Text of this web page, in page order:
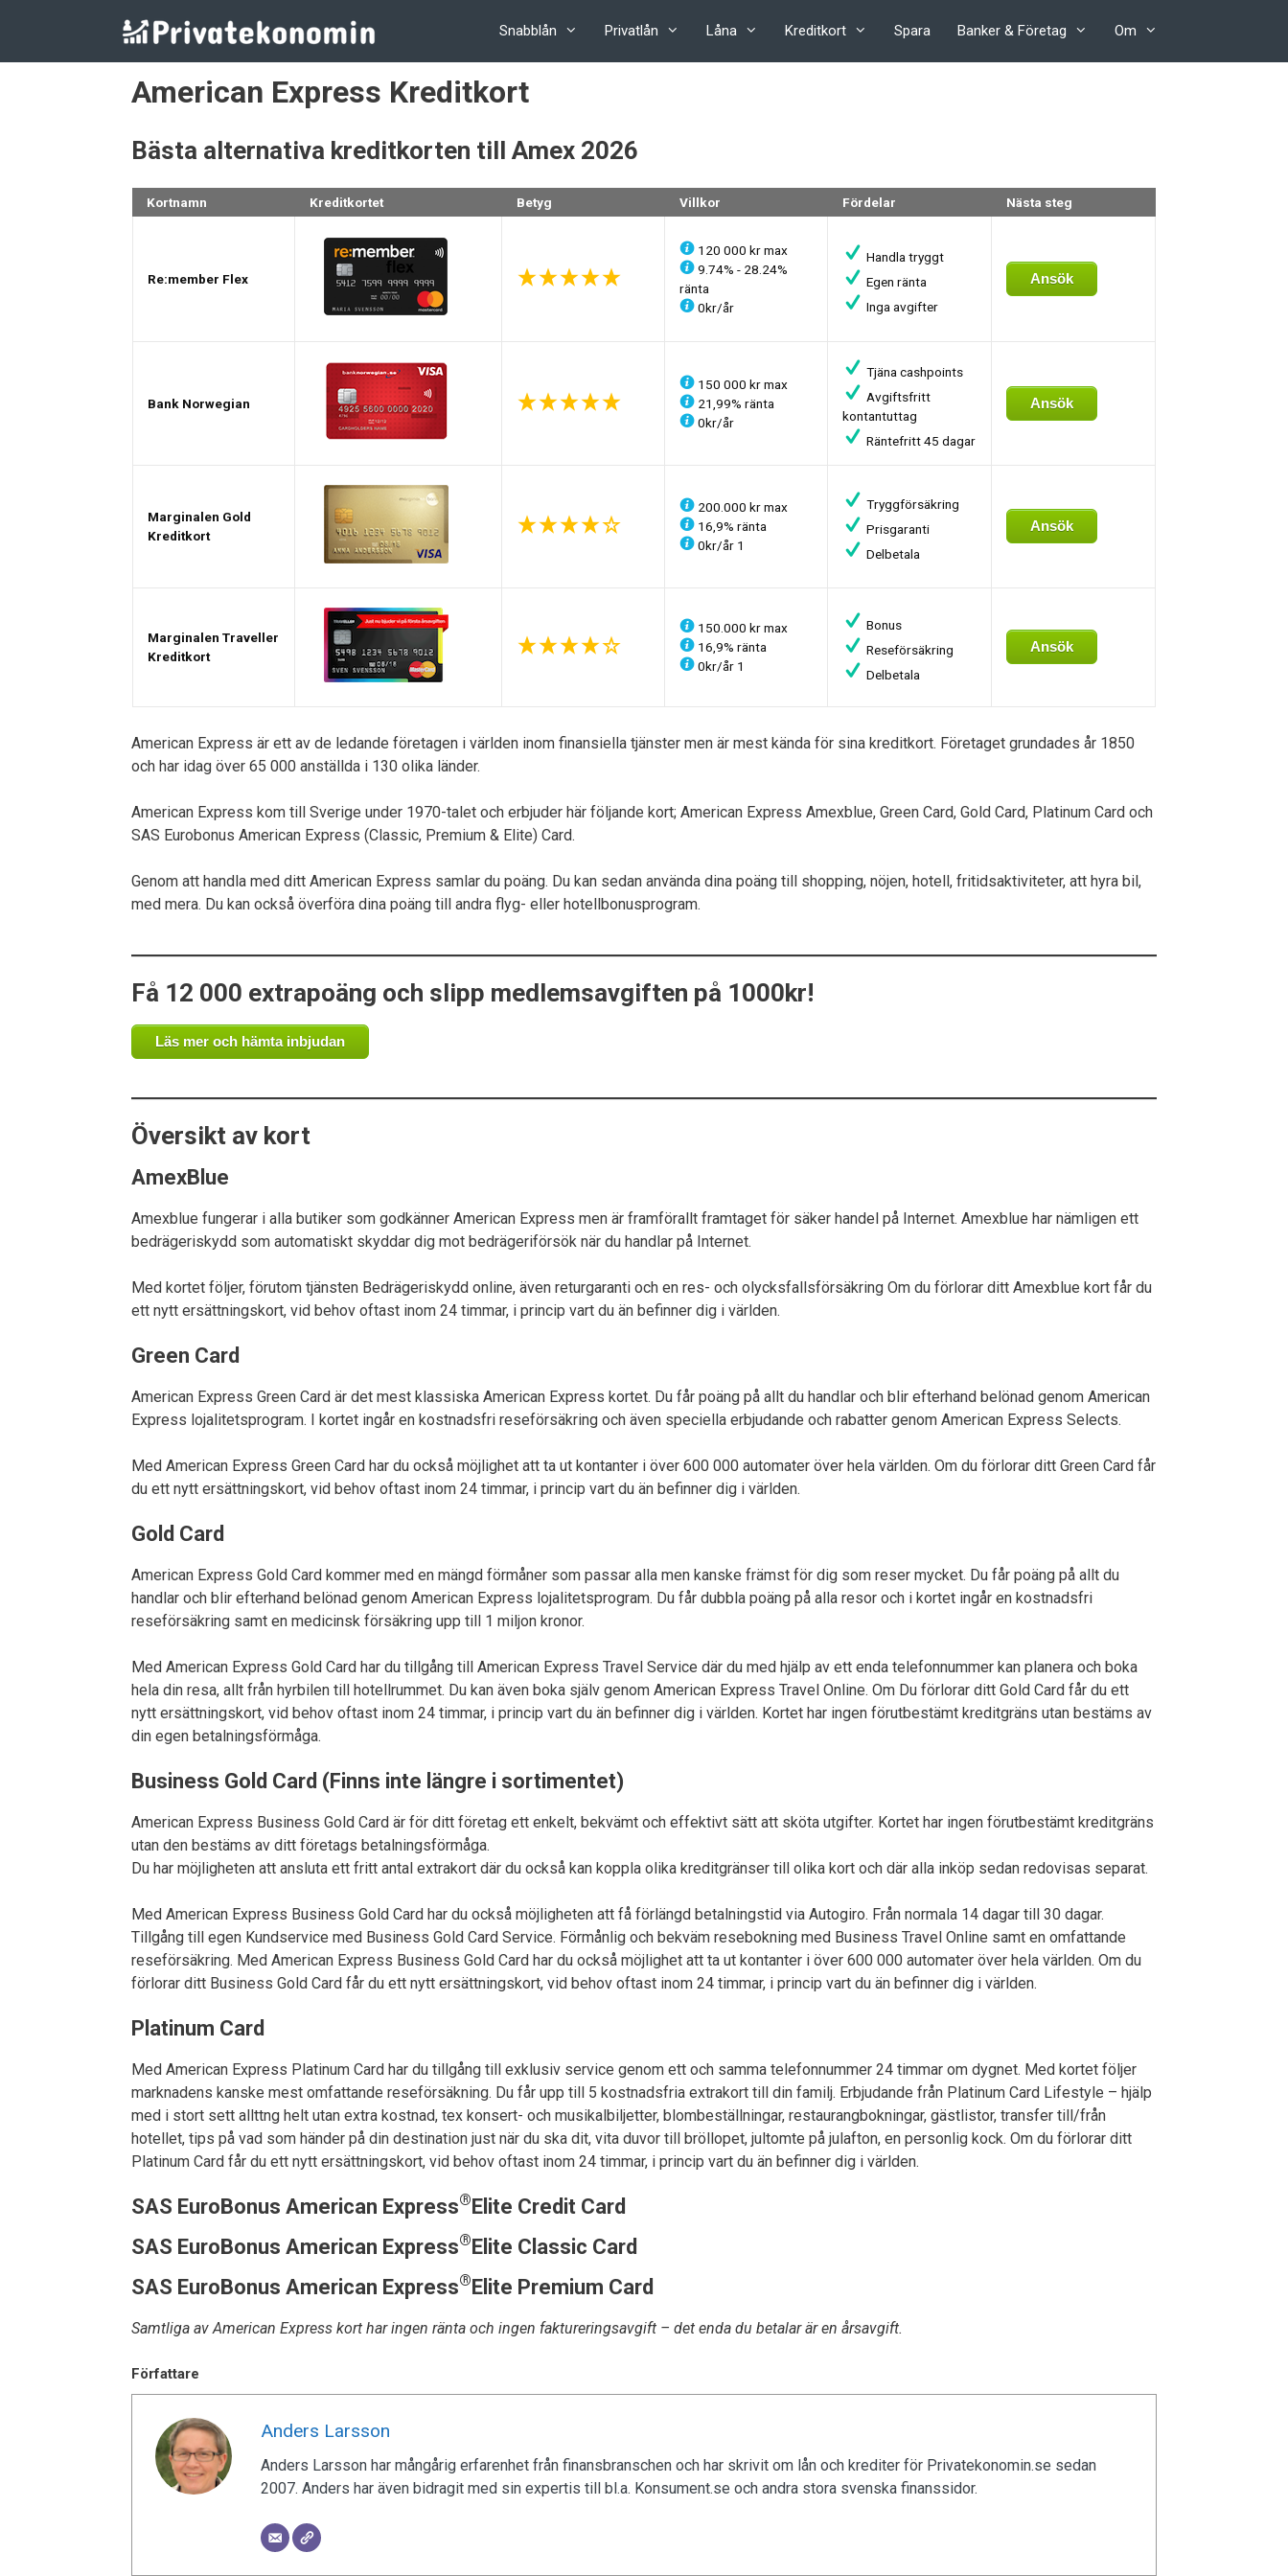
Snabblån Privatlån Låna Kreditkort Spara Banker & Företag Om
American Express Kreditkort
Bästa alternativa kreditkorten till Amex 2026
Kortnamn Kreditkortet Betyg Villkor Fördelar Nästa steg
Re:member Flex
120 000 kr max
9.74% - 28.24%
ränta
0kr/år
Handla tryggt
Egen ränta
Inga avgifter
Ansök
Bank Norwegian
150 000 kr max
21,99% ränta
0kr/år
Tjäna cashpoints
Avgiftsfritt
kontantuttag
Räntefritt 45 dagar
Ansök
Marginalen Gold
Kreditkort
200.000 kr max
16,9% ränta
0kr/år 1
Tryggförsäkring
Prisgaranti
Delbetala
Ansök
Marginalen Traveller
Kreditkort
150.000 kr max
16,9% ränta
0kr/år 1
Bonus
Reseförsäkring
Delbetala
Ansök
American Express är ett av de ledande företagen i världen inom finansiella tjänster men är mest kända för sina kreditkort. Företaget grundades år 1850
och har idag över 65 000 anställda i 130 olika länder.
American Express kom till Sverige under 1970-talet och erbjuder här följande kort; American Express Amexblue, Green Card, Gold Card, Platinum Card och
SAS Eurobonus American Express (Classic, Premium & Elite) Card.
Genom att handla med ditt American Express samlar du poäng. Du kan sedan använda dina poäng till shopping, nöjen, hotell, fritidsaktiviteter, att hyra bil,
med mera. Du kan också överföra dina poäng till andra flyg- eller hotellbonusprogram.
Få 12 000 extrapoäng och slipp medlemsavgiften på 1000kr!
Läs mer och hämta inbjudan
Översikt av kort
AmexBlue
Amexblue fungerar i alla butiker som godkänner American Express men är framförallt framtaget för säker handel på Internet. Amexblue har nämligen ett
bedrägeriskydd som automatiskt skyddar dig mot bedrägeriförsök när du handlar på Internet.
Med kortet följer, förutom tjänsten Bedrägeriskydd online, även returgaranti och en res- och olycksfallsförsäkring Om du förlorar ditt Amexblue kort får du
ett nytt ersättningskort, vid behov oftast inom 24 timmar, i princip vart du än befinner dig i världen.
Green Card
American Express Green Card är det mest klassiska American Express kortet. Du får poäng på allt du handlar och blir efterhand belönad genom American
Express lojalitetsprogram. I kortet ingår en kostnadsfri reseförsäkring och även speciella erbjudande och rabatter genom American Express Selects.
Med American Express Green Card har du också möjlighet att ta ut kontanter i över 600 000 automater över hela världen. Om du förlorar ditt Green Card får
du ett nytt ersättningskort, vid behov oftast inom 24 timmar, i princip vart du än befinner dig i världen.
Gold Card
American Express Gold Card kommer med en mängd förmåner som passar alla men kanske främst för dig som reser mycket. Du får poäng på allt du
handlar och blir efterhand belönad genom American Express lojalitetsprogram. Du får dubbla poäng på alla resor och i kortet ingår en kostnadsfri
reseförsäkring samt en medicinsk försäkring upp till 1 miljon kronor.
Med American Express Gold Card har du tillgång till American Express Travel Service där du med hjälp av ett enda telefonnummer kan planera och boka
hela din resa, allt från hyrbilen till hotellrummet. Du kan även boka själv genom American Express Travel Online. Om Du förlorar ditt Gold Card får du ett
nytt ersättningskort, vid behov oftast inom 24 timmar, i princip vart du än befinner dig i världen. Kortet har ingen förutbestämt kreditgräns utan bestäms av
din egen betalningsförmåga.
Business Gold Card (Finns inte längre i sortimentet)
American Express Business Gold Card är för ditt företag ett enkelt, bekvämt och effektivt sätt att sköta utgifter. Kortet har ingen förutbestämt kreditgräns
utan den bestäms av ditt företags betalningsförmåga.
Du har möjligheten att ansluta ett fritt antal extrakort där du också kan koppla olika kreditgränser till olika kort och där alla inköp sedan redovisas separat.
Med American Express Business Gold Card har du också möjligheten att få förlängd betalningstid via Autogiro. Från normala 14 dagar till 30 dagar.
Tillgång till egen Kundservice med Business Gold Card Service. Förmånlig och bekväm resebokning med Business Travel Online samt en omfattande
reseförsäkring. Med American Express Business Gold Card har du också möjlighet att ta ut kontanter i över 600 000 automater över hela världen. Om du
förlorar ditt Business Gold Card får du ett nytt ersättningskort, vid behov oftast inom 24 timmar, i princip vart du än befinner dig i världen.
Platinum Card
Med American Express Platinum Card har du tillgång till exklusiv service genom ett och samma telefonnummer 24 timmar om dygnet. Med kortet följer
marknadens kanske mest omfattande reseförsäkning. Du får upp till 5 kostnadsfria extrakort till din familj. Erbjudande från Platinum Card Lifestyle – hjälp
med i stort sett allttng helt utan extra kostnad, tex konsert- och musikalbiljetter, blombeställningar, restaurangbokningar, gästlistor, transfer till/från
hotellet, tips på vad som händer på din destination just när du ska dit, vita duvor till bröllopet, jultomte på julafton, en personlig kock. Om du förlorar ditt
Platinum Card får du ett nytt ersättningskort, vid behov oftast inom 24 timmar, i princip vart du än befinner dig i världen.
SAS EuroBonus American Express®Elite Credit Card
SAS EuroBonus American Express®Elite Classic Card
SAS EuroBonus American Express®Elite Premium Card
Samtliga av American Express kort har ingen ränta och ingen faktureringsavgift – det enda du betalar är en årsavgift.
Författare
Anders Larsson
Anders Larsson har mångårig erfarenhet från finansbranschen och har skrivit om lån och krediter för Privatekonomin.se sedan
2007. Anders har även bidragit med sin expertis till bl.a. Konsument.se och andra stora svenska finanssidor.